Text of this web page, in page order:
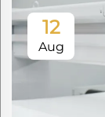
12
Aug